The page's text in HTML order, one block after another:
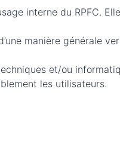
interne du RPFC.
manière générale
et/ou
les utilisateurs.